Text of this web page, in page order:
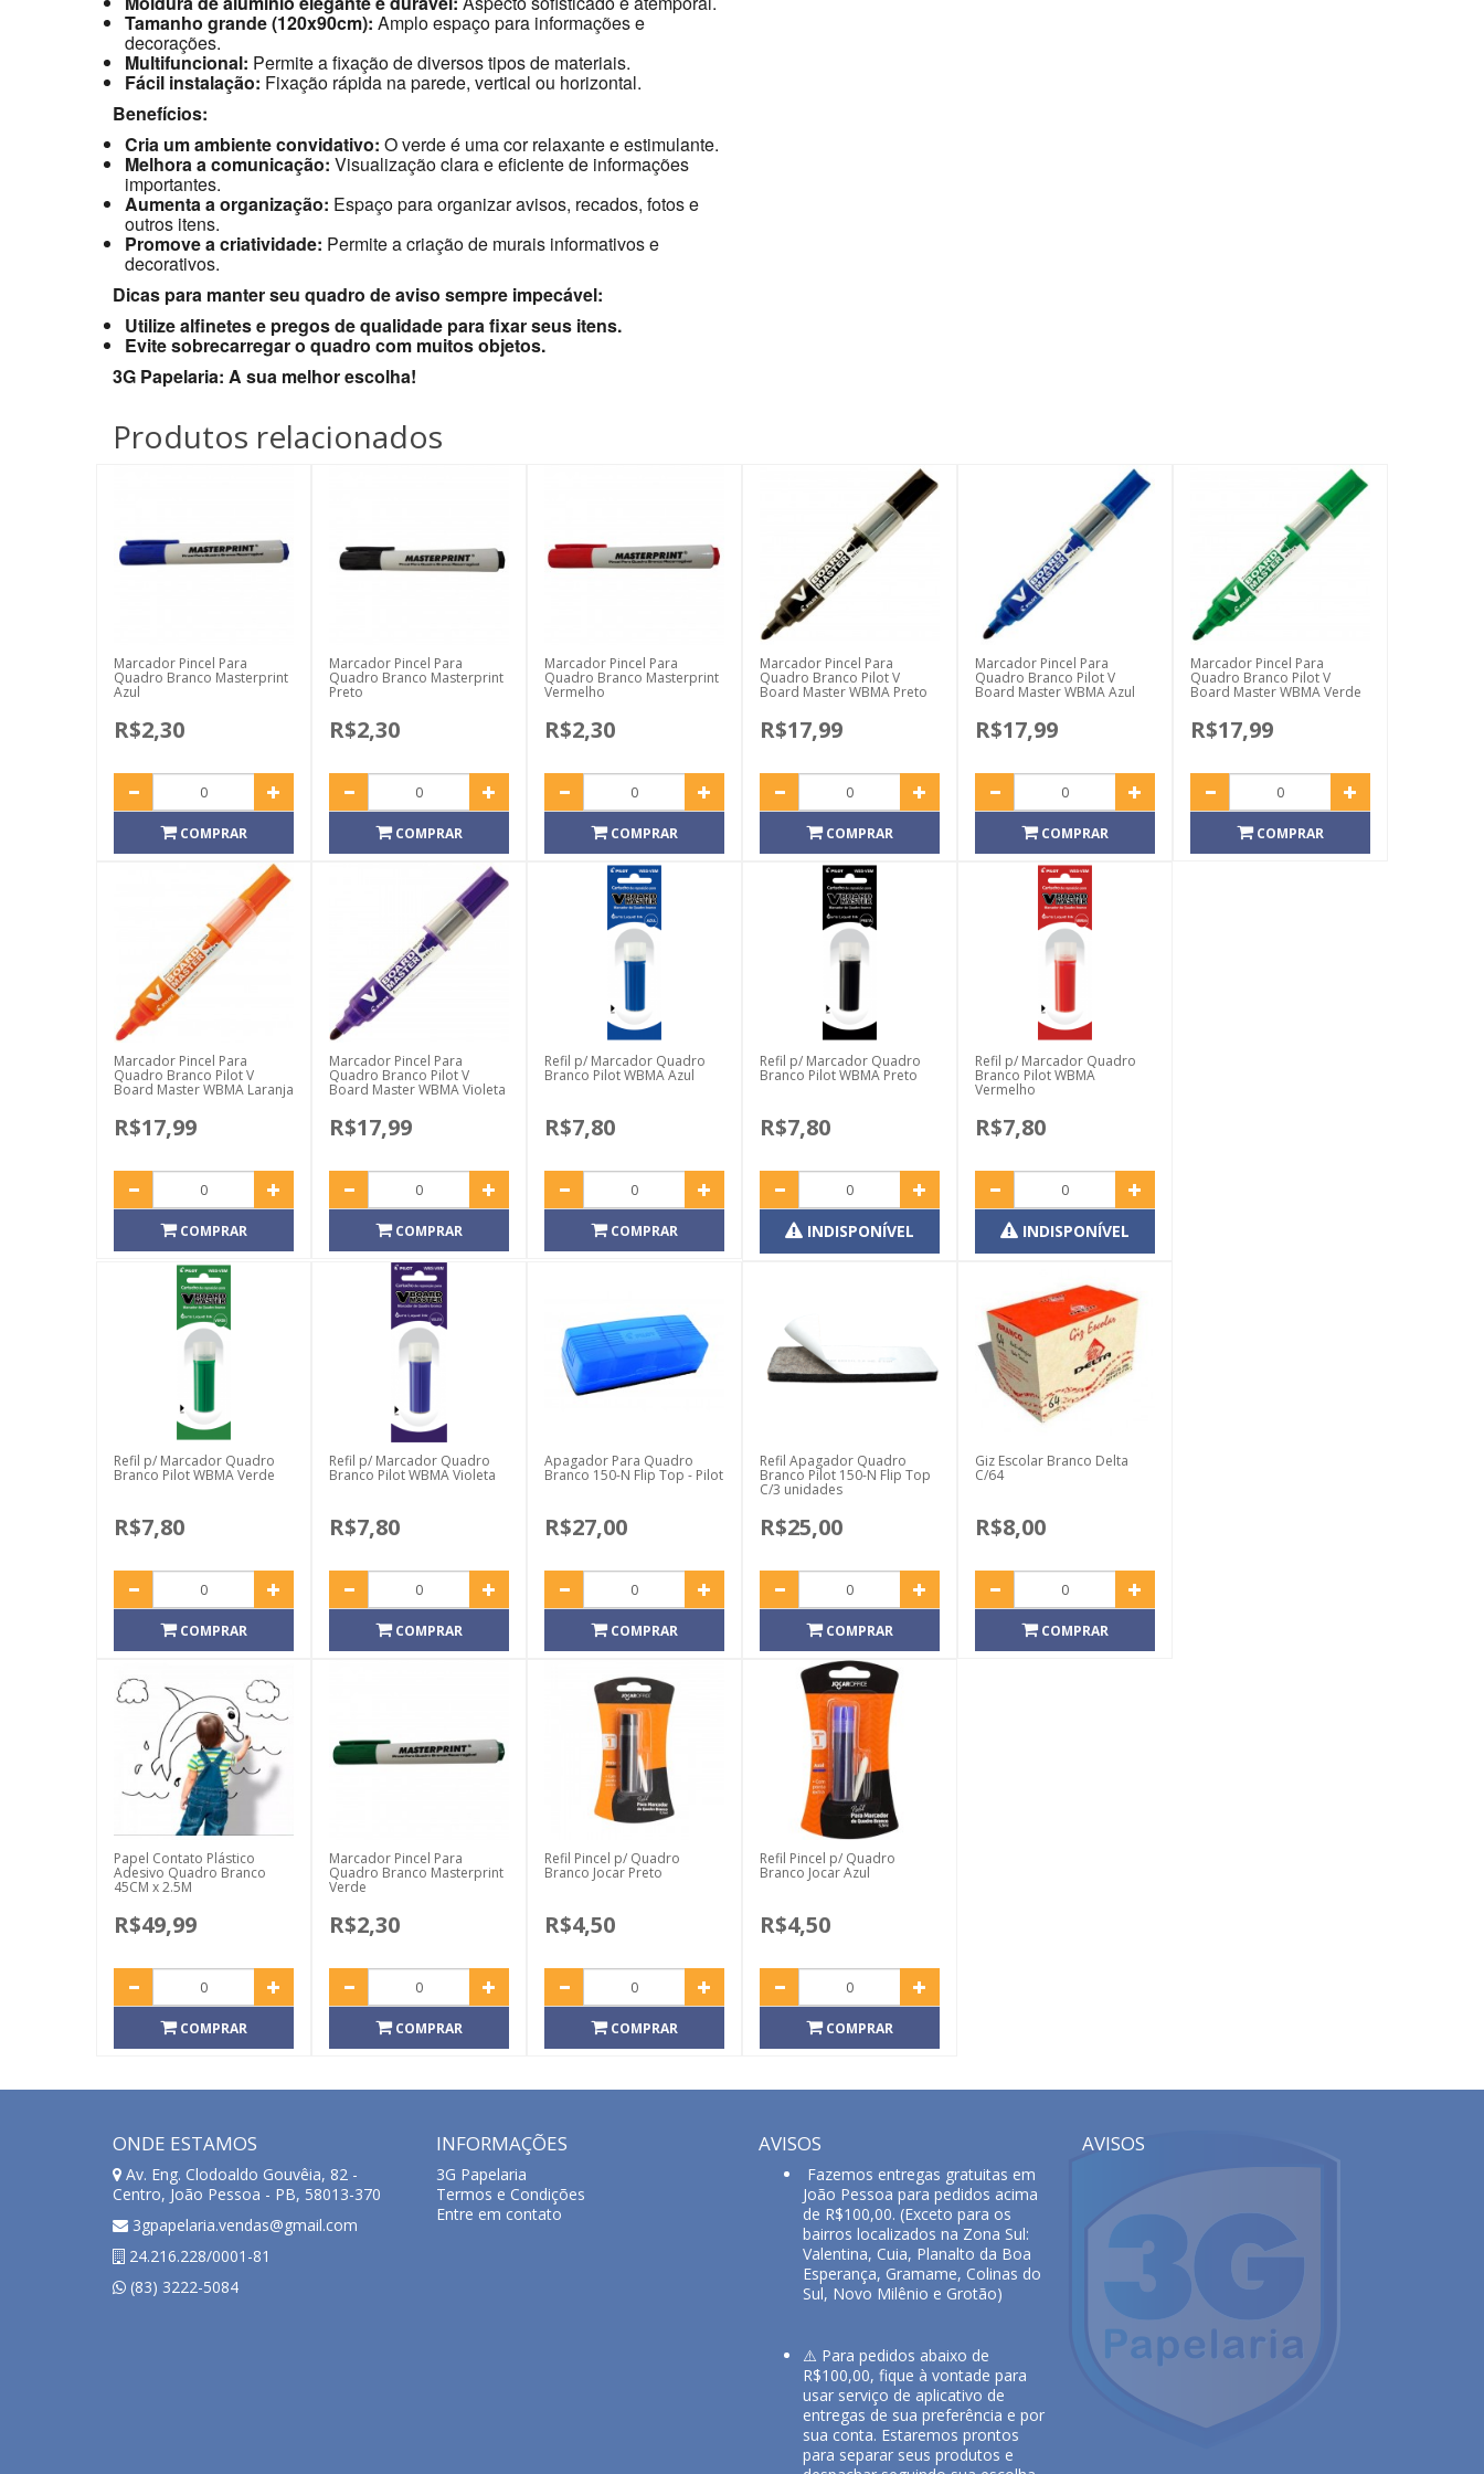
Tamanho grande (120x90cm): Amplo espaço para informações e
decorações.
Multifuncional: Permite a fixação de diversos tipos de materiais.
Fácil instalação: Fixação rápida na parede, vertical ou horizontal.
Benefícios:
Cria um ambiente convidativo: O verde é uma cor relaxante e estimulante.
Melhora a comunicação: Visualização clara e eficiente de informações
importantes.
Aumenta a organização: Espaço para organizar avisos, recados, fotos e
outros itens.
Promove a criatividade: Permite a criação de murais informativos e
decorativos.
Dicas para manter seu quadro de aviso sempre impecável:
Utilize alfinetes e pregos de qualidade para fixar seus itens.
Evite sobrecarregar o quadro com muitos objetos.
3G Papelaria: A sua melhor escolha!
Produtos relacionados
Marcador Pincel Para
Quadro Branco Masterprint
Azul
R$2,30
COMPRAR
Marcador Pincel Para
Quadro Branco Masterprint
Preto
R$2,30
COMPRAR
Marcador Pincel Para
Quadro Branco Masterprint
Vermelho
R$2,30
COMPRAR
Marcador Pincel Para
Quadro Branco Pilot V
Board Master WBMA Preto
R$17,99
COMPRAR
Marcador Pincel Para
Quadro Branco Pilot V
Board Master WBMA Azul
R$17,99
COMPRAR
Marcador Pincel Para
Quadro Branco Pilot V
Board Master WBMA Verde
R$17,99
COMPRAR
Marcador Pincel Para
Quadro Branco Pilot V
Board Master WBMA Laranja
R$17,99
COMPRAR
Marcador Pincel Para
Quadro Branco Pilot V
Board Master WBMA Violeta
R$17,99
COMPRAR
Refil p/ Marcador Quadro
Branco Pilot WBMA Azul
R$7,80
COMPRAR
Refil p/ Marcador Quadro
Branco Pilot WBMA Preto
R$7,80
INDISPONÍVEL
Refil p/ Marcador Quadro
Branco Pilot WBMA
Vermelho
R$7,80
INDISPONÍVEL
Refil p/ Marcador Quadro
Branco Pilot WBMA Verde
R$7,80
COMPRAR
Refil p/ Marcador Quadro
Branco Pilot WBMA Violeta
R$7,80
COMPRAR
Apagador Para Quadro
Branco 150-N Flip Top - Pilot
R$27,00
COMPRAR
Refil Apagador Quadro
Branco Pilot 150-N Flip Top
C/3 unidades
R$25,00
COMPRAR
Giz Escolar Branco Delta
C/64
R$8,00
COMPRAR
Papel Contato Plástico
Adesivo Quadro Branco
45CM x 2.5M
R$49,99
COMPRAR
Marcador Pincel Para
Quadro Branco Masterprint
Verde
R$2,30
COMPRAR
Refil Pincel p/ Quadro
Branco Jocar Preto
R$4,50
COMPRAR
Refil Pincel p/ Quadro
Branco Jocar Azul
R$4,50
COMPRAR
ONDE ESTAMOS
Av. Eng. Clodoaldo Gouvêia, 82 -
Centro, João Pessoa - PB, 58013-370
3gpapelaria.vendas@gmail.com
24.216.228/0001-81
(83) 3222-5084
INFORMAÇÕES
3G Papelaria
Termos e Condições
Entre em contato
AVISOS
Fazemos entregas gratuitas em
João Pessoa para pedidos acima
de R$100,00. (Exceto para os
bairros localizados na Zona Sul:
Valentina, Cuia, Planalto da Boa
Esperança, Gramame, Colinas do
Sul, Novo Milênio e Grotão)
⚠️ Para pedidos abaixo de
R$100,00, fique à vontade para
usar serviço de aplicativo de
entregas de sua preferência e por
sua conta. Estaremos prontos
para separar seus produtos e
AVISOS